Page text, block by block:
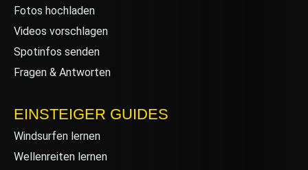
Fotos hochladen
Videos vorschlagen
Spotinfos senden
Fragen & Antworten
EINSTEIGER GUIDES
Windsurfen lernen
Wellenreiten lernen